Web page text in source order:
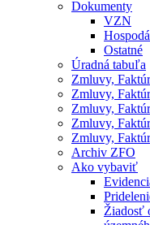
Dokumenty
VZN
Ostatné
Úradná tabuľa
Zmluvy,
Zmluvy,
Zmluvy,
Zmluvy,
Zmluvy,
Archiv ZFO
Ako vybaviť
Žiadosť